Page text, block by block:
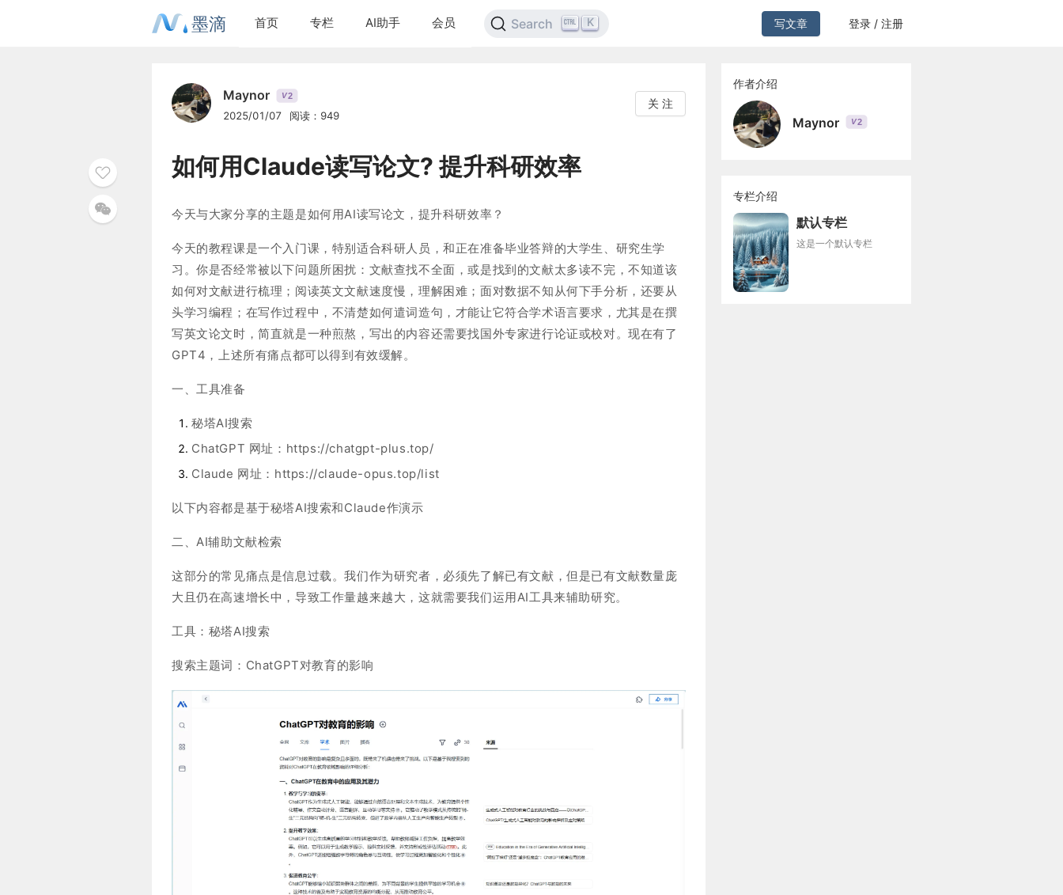
墨滴 首页 专栏 AI助手 会员 Search K 写文章 登录 / 注册
Maynor V2
2025/01/07 阅读：949
关 注
如何用Claude读写论文? 提升科研效率
今天与大家分享的主题是如何用AI读写论文，提升科研效率？
今天的教程课是一个入门课，特别适合科研人员，和正在准备毕业答辩的大学生、研究生学
习。你是否经常被以下问题所困扰：文献查找不全面，或是找到的文献太多读不完，不知道该
如何对文献进行梳理；阅读英文文献速度慢，理解困难；面对数据不知从何下手分析，还要从
头学习编程；在写作过程中，不清楚如何遣词造句，才能让它符合学术语言要求，尤其是在撰
写英文论文时，简直就是一种煎熬，写出的内容还需要找国外专家进行论证或校对。现在有了
GPT4，上述所有痛点都可以得到有效缓解。
一、工具准备
秘塔AI搜索
ChatGPT 网址：https://chatgpt-plus.top/
Claude 网址：https://claude-opus.top/list
以下内容都是基于秘塔AI搜索和Claude作演示
二、AI辅助文献检索
这部分的常见痛点是信息过载。我们作为研究者，必须先了解已有文献，但是已有文献数量庞
大且仍在高速增长中，导致工作量越来越大，这就需要我们运用AI工具来辅助研究。
工具：秘塔AI搜索
搜索主题词：ChatGPT对教育的影响
作者介绍
Maynor V2
专栏介绍
默认专栏
这是一个默认专栏